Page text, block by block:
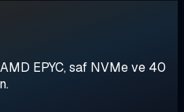
EPYC, saf NVMe ve 40